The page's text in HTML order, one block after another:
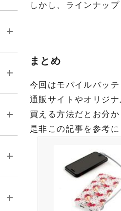
しかし、ラインナッ
まとめ
今回はモバイルバッ
通販サイトやオリジ
買える方法だとお分
是非この記事を参考